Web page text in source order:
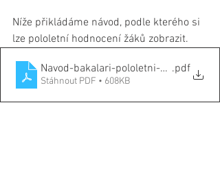
Níže přikládáme návod, podle kterého si
lze pololetní hodnocení žáků zobrazit.
Navod-bakalari-pololetni-hodnoceni
.pdf
Stáhnout PDF • 608KB